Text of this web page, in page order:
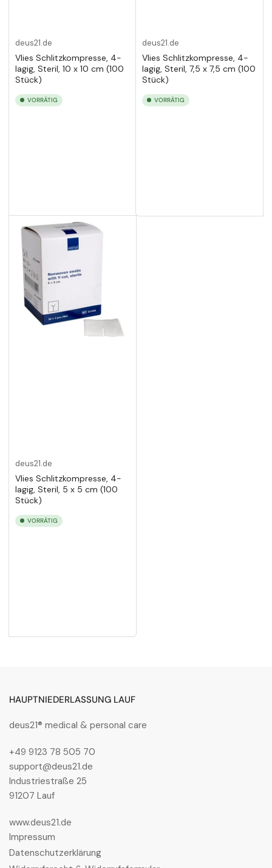
deus21.de
Vlies Schlitzkompresse, 4-
lagig, Steril, 10 x 10 cm (100
Stück)
VORRÄTIG
deus21.de
Vlies Schlitzkompresse, 4-
lagig, Steril, 7,5 x 7,5 cm (100
Stück)
VORRÄTIG
deus21.de
Vlies Schlitzkompresse, 4-
lagig, Steril, 5 x 5 cm (100
Stück)
VORRÄTIG
HAUPTNIEDERLASSUNG LAUF
deus21® medical & personal care
+49 9123 78 505 70
support@deus21.de
Industriestraße 25
91207 Lauf
www.deus21.de
Impressum
Datenschutzerklärung